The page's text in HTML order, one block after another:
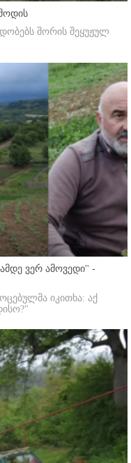
შორის შეყუჟულ
ვერ ამოვედი'' -
იკითხა: აქ